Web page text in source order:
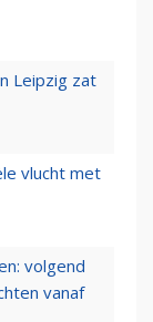
Leipzig zat
vlucht met
volgend
vanaf